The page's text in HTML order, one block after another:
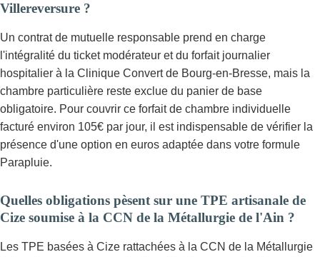
Villereversure ?
Un contrat de mutuelle responsable prend en charge
l'intégralité du ticket modérateur et du forfait journalier
hospitalier à la Clinique Convert de Bourg-en-Bresse, mais la
chambre particulière reste exclue du panier de base
obligatoire. Pour couvrir ce forfait de chambre individuelle
facturé environ 105€ par jour, il est indispensable de vérifier la
présence d'une option en euros adaptée dans votre formule
Parapluie.
Quelles obligations pèsent sur une TPE artisanale de
Cize soumise à la CCN de la Métallurgie de l'Ain ?
Les TPE basées à Cize rattachées à la CCN de la Métallurgie